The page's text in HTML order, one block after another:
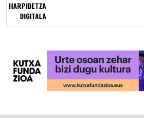
HARPIDETZA
DIGITALA